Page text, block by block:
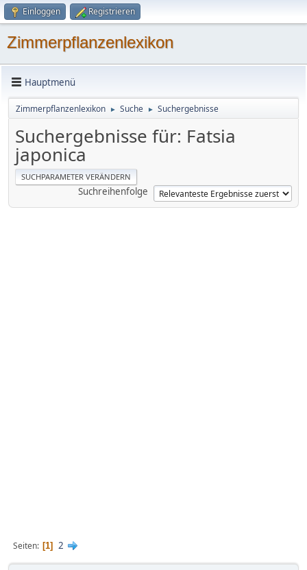
Einloggen Registrieren
Zimmerpflanzenlexikon
Hauptmenü
Zimmerpflanzenlexikon ► Suche ► Suchergebnisse
Suchergebnisse für: Fatsia
japonica
SUCHPARAMETER VERÄNDERN
Suchreihenfolge
Seiten 1 2